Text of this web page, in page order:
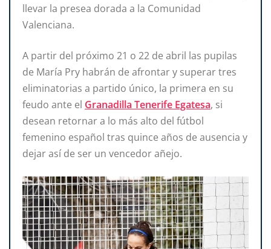
llevar la presea dorada a la Comunidad
Valenciana.
A partir del próximo 21 o 22 de abril las pupilas
de María Pry habrán de afrontar y superar tres
eliminatorias a partido único, la primera en su
feudo ante el Granadilla Tenerife Egatesa, si
desean retornar a lo más alto del fútbol
femenino español tras quince años de ausencia y
dejar así de ser un vencedor añejo.